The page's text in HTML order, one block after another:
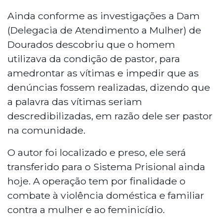
Ainda conforme as investigações a Dam
(Delegacia de Atendimento a Mulher) de
Dourados descobriu que o homem
utilizava da condição de pastor, para
amedrontar as vítimas e impedir que as
denúncias fossem realizadas, dizendo que
a palavra das vítimas seriam
descredibilizadas, em razão dele ser pastor
na comunidade.
O autor foi localizado e preso, ele será
transferido para o Sistema Prisional ainda
hoje. A operação tem por finalidade o
combate à violência doméstica e familiar
contra a mulher e ao feminicídio.